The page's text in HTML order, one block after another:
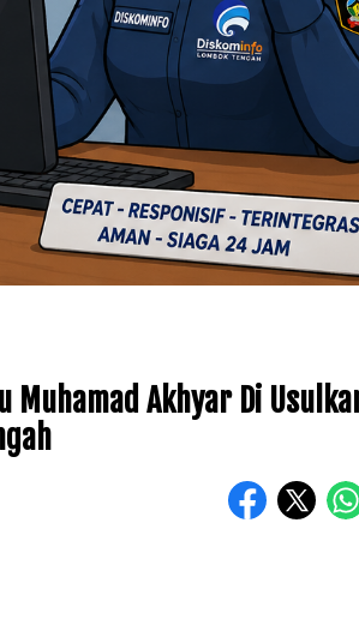
Akhyar Di